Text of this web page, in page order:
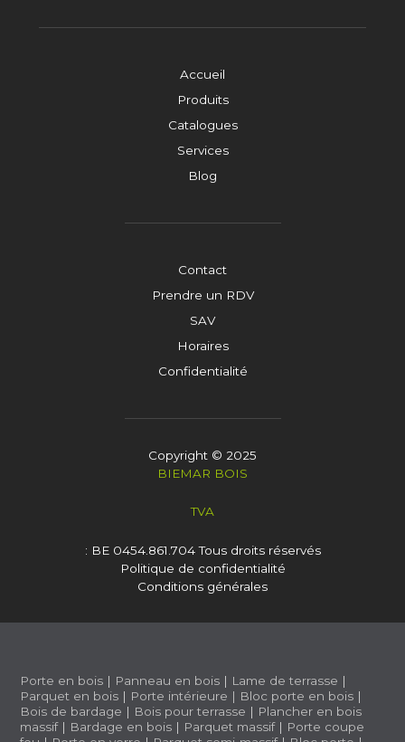
Accueil
Produits
Catalogues
Services
Blog
Contact
Prendre un RDV
SAV
Horaires
Confidentialité
Copyright © 2025
BIEMAR BOIS
TVA
: BE 0454.861.704Tous droits réservés
Politique de confidentialité
Conditions générales
Porte en bois | Panneau en bois | Lame de terrasse |
Parquet en bois | Porte intérieure | Bloc porte en bois |
Bois de bardage | Bois pour terrasse | Plancher en bois
massif| Bardage en bois | Parquet massif| Porte coupe